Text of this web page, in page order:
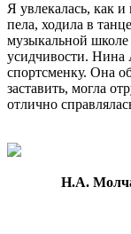
Я увлекалась, как
пела, ходила в
музыкальной школе
усидчивости. Нина
спортсменку. Она
заставить, могла
отлично
Н.А.